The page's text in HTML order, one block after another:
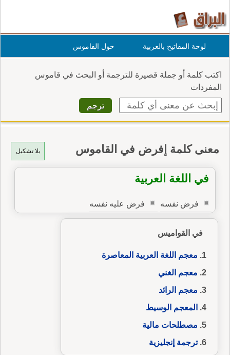
لوحة المفاتيح بالعربية حول القاموس
اكتب كلمة أو جملة قصيرة للترجمة أو البحث في قاموس
المفردات
بلا تشكيل معنى كلمة إفرض في القاموس
في اللغة العربية
فرض نفسه فرض عليه نفسه
في القواميس
معجم اللغة العربية المعاصرة
معجم الغني
معجم الرائد
المعجم الوسيط
مصطلحات مالية
ترجمة إنجليزية